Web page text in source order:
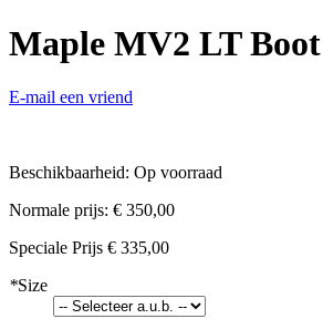
Maple MV2 LT Boot
E-mail een vriend
Beschikbaarheid: Op voorraad
Normale prijs: € 350,00
Speciale Prijs € 335,00
*Size